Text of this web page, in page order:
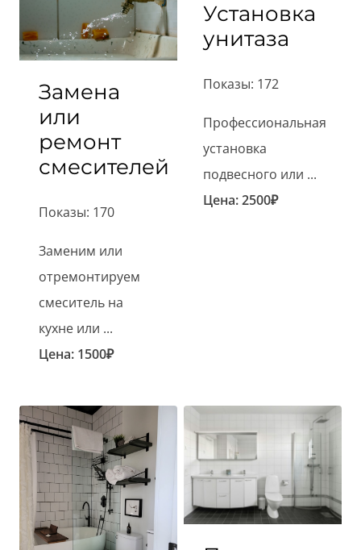
Замена
или
ремонт
смесителей
Показы: 170
Заменим или
отремонтируем
смеситель на
кухне или ...
Цена: 1500₽
Установка
унитаза
Показы: 172
Профессиональная
установка
подвесного или ...
Цена:2500₽